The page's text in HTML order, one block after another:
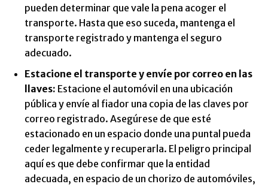
pueden determinar que vale la pena acoger el
transporte. Hasta que eso suceda, mantenga el
transporte registrado y mantenga el seguro
adecuado.
Estacione el transporte y envíe por correo en las
llaves: Estacione el automóvil en una ubicación
pública y envíe al fiador una copia de las claves por
correo registrado. Asegúrese de que esté
estacionado en un espacio donde una puntal pueda
ceder legalmente y recuperarla. El peligro principal
aquí es que debe confirmar que la entidad
adecuada, en espacio de un chorizo de automóviles,